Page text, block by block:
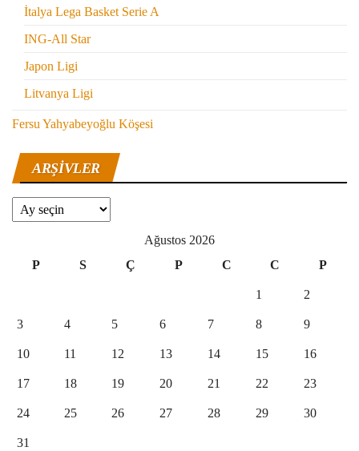
İtalya Lega Basket Serie A
ING-All Star
Japon Ligi
Litvanya Ligi
Fersu Yahyabeyoğlu Köşesi
ARŞIVLER
Arşivler
Ağustos 2026
P
S Ç P C C P
1 2
3 4 5 6 7 8 9
10 11 12 13 14 15 16
17 18 19 20 21 22 23
24 25 26 27 28 29 30
31